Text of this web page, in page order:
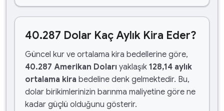
40.287 Dolar Kaç Aylık Kira Eder?
Güncel kur ve ortalama kira bedellerine göre,
40.287 Amerikan Doları yaklaşık 128,14 aylık
ortalama kira bedeline denk gelmektedir. Bu,
dolar birikimlerinizin barınma maliyetine göre ne
kadar güçlü olduğunu gösterir.